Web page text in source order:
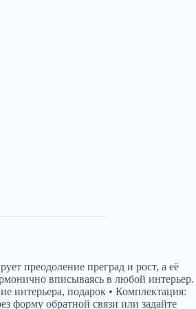
преодоление преград и рост, а её
вписываясь в любой интерьер.
интерьера, подарок • Комплектация:
форму обратной связи или задайте